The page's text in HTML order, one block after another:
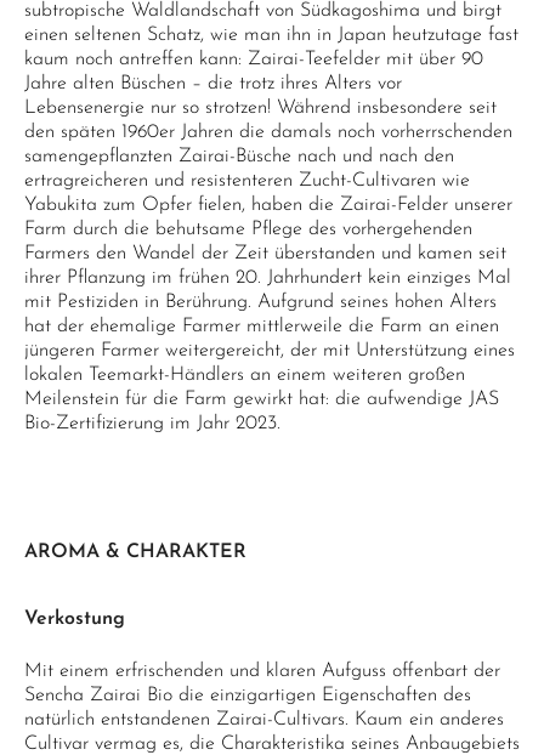
subtropische Waldlandschaft von Südkagoshima und birgt
einen seltenen Schatz, wie man ihn in Japan heutzutage fast
kaum noch antreffen kann: Zairai-Teefelder mit über 90
Jahre alten Büschen – die trotz ihres Alters vor
Lebensenergie nur so strotzen! Während insbesondere seit
den späten 1960er Jahren die damals noch vorherrschenden
samengepflanzten Zairai-Büsche nach und nach den
ertragreicheren und resistenteren Zucht-Cultivaren wie
Yabukita zum Opfer fielen, haben die Zairai-Felder unserer
Farm durch die behutsame Pflege des vorhergehenden
Farmers den Wandel der Zeit überstanden und kamen seit
ihrer Pflanzung im frühen 20. Jahrhundert kein einziges Mal
mit Pestiziden in Berührung. Aufgrund seines hohen Alters
hat der ehemalige Farmer mittlerweile die Farm an einen
jüngeren Farmer weitergereicht, der mit Unterstützung eines
lokalen Teemarkt-Händlers an einem weiteren großen
Meilenstein für die Farm gewirkt hat: die aufwendige JAS
Bio-Zertifizierung im Jahr 2023.
AROMA & CHARAKTER
Verkostung
Mit einem erfrischenden und klaren Aufguss offenbart der
Sencha Zairai Bio die einzigartigen Eigenschaften des
natürlich entstandenen Zairai-Cultivars. Kaum ein anderes
Cultivar vermag es, die Charakteristika seines Anbaugebiets